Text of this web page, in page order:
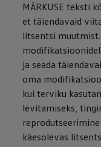
MÄRKUSE teksti
et täiendavaid
litsentsi
ja seada
oma
kui terviku
levitamiseks,
käesolevas